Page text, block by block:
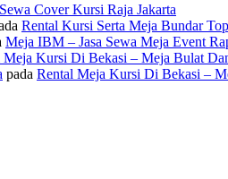
Cover Kursi Raja Jakarta
Rental Kursi Serta Meja Bundar
Meja IBM – Jasa Sewa Meja Event
Meja Kursi Di Bekasi – Meja Bulat
pada Rental Meja Kursi Di Bekasi –